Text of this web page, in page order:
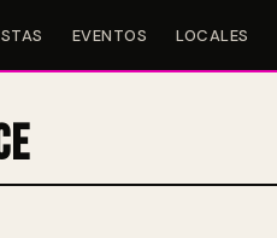
EVENTOS LOCALES